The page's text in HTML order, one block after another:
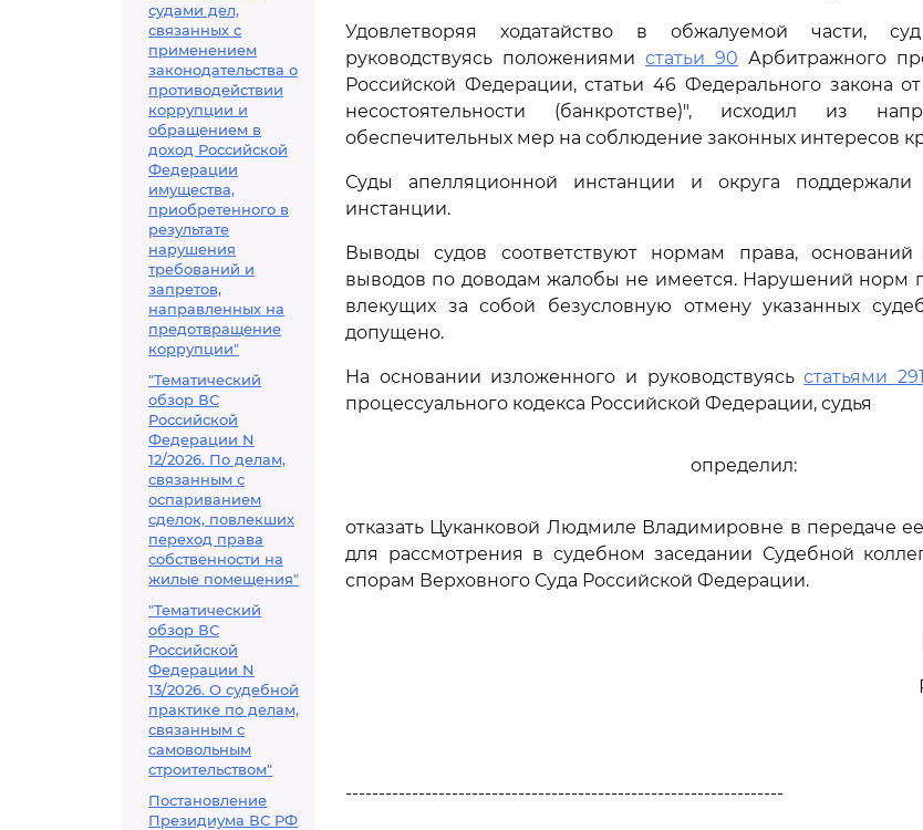
судами дел,
связанных с
применением
законодательства о
противодействии
коррупции и
обращением в
доход Российской
Федерации
имущества,
приобретенного в
результате
нарушения
требований и
запретов,
направленных на
предотвращение
коррупции"
"Тематический
обзор ВС
Российской
Федерации N
12/2026. По делам,
связанным с
оспариванием
сделок, повлекших
переход права
собственности на
жилые помещения"
"Тематический
обзор ВС
Российской
Федерации N
13/2026. О судебной
практике по делам,
связанным с
самовольным
строительством"
Постановление
Президиума ВС РФ
Удовлетворяя ходатайство в обжалуемой части,
руководствуясь положениями статьи 90 Арбитражного
Российской Федерации, статьи 46 Федерального закона
несостоятельности (банкротстве)", исходил из
обеспечительных мер на соблюдение законных интересов
Суды апелляционной инстанции и округа
инстанции.
Выводы судов соответствуют нормам права,
выводов по доводам жалобы не имеется. Нарушений норм
влекущих за собой безусловную отмену указанных
допущено.
На основании изложенного и руководствуясьстатьями
процессуального кодекса Российской Федерации, судья
определил:
отказать Цуканковой Людмиле Владимировне в передаче
для рассмотрения в судебном заседании Судебной
спорам Верховного Суда Российской Федерации.
------------------------------------------------------------------